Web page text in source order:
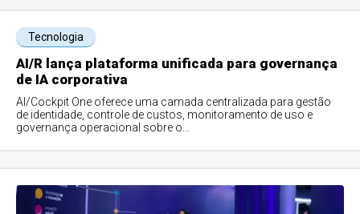
Tecnologia
AI/R lança plataforma unificada para governança
de IA corporativa
AI/Cockpit One oferece uma camada centralizada para gestão
de identidade, controle de custos, monitoramento de uso e
governança operacional sobre o...